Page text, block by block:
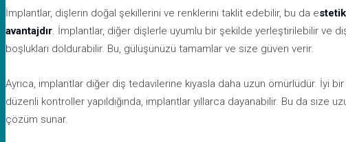
İmplantlar, dişlerin doğal şekillerini ve renklerini taklit edebilir, bu da e
avantajdır. İmplantlar, diğer dişlerle uyumlu bir şekilde yerleştirilebilir ve
boşlukları doldurabilir. Bu, gülüşünüzü tamamlar ve size güven verir.
Ayrıca, implantlar diğer diş tedavilerine kıyasla daha uzun ömürlüdür. İyi bir
düzenli kontroller yapıldığında, implantlar yıllarca dayanabilir. Bu da size
çözüm sunar.